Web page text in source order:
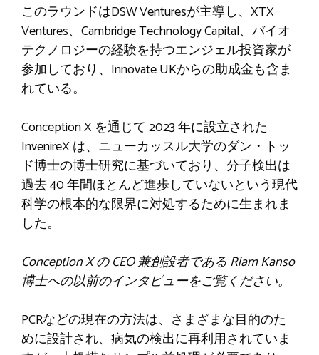
このラウンドはDSW Venturesが主導し、XTX
Ventures、Cambridge Technology Capital、バイオ
テクノロジーの経験を持つエンジェル投資家が
参加しており、Innovate UKからの助成金も含ま
れている。
Conception X を通じて 2023 年に設立された
InvenireX は、ニューカッスル大学のダン・トッ
ド博士の博士研究に基づいており、分子検出は
過去 40 年間ほとんど進歩していないという現代
科学の根本的な限界に対処するために生まれま
した。
Conception X の CEO 兼創設者である Riam Kanso
博士への以前のインタビューをご覧ください。
PCRなどの現在の方法は、さまざまな目的のた
めに設計され、病気の検出に再利用されていま